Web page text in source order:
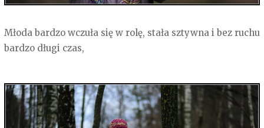
Młoda bardzo wczuła się w rolę, stała sztywna i bez ruchu
bardzo długi czas,